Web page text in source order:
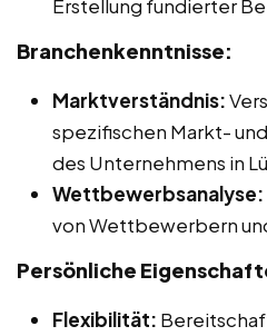
Erstellung fundierter
Branchenkenntnisse:
Marktverständnis:
spezifischen Markt-
des Unternehmens in
Wettbewerbsanalyse:
von Wettbewerbern
Persönliche
Flexibilität: